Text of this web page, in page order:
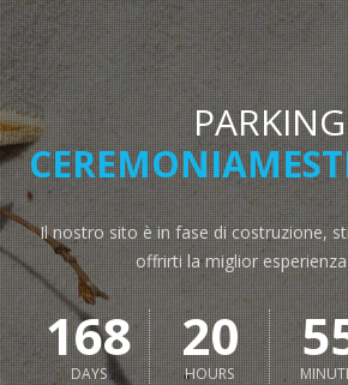
PARKING
Il nostro sito è in fase di costruzione,
offrirti la miglior
168
DAYS
20
HOURS